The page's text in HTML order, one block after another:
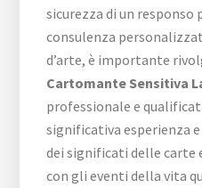
sicurezza di un responso
consulenza
d’arte, è importante
Cartomante Sensitiva
professionale e
significativa esperienza
dei significati delle carte
con gli eventi della vita